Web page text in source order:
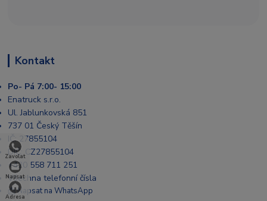
Zavolat
Napsat
Adresa
Kontakt
Po- Pá 7:00- 15:00
Enatruck s.r.o.
Ul. Jablunkovská 851
737 01 Český Těšín
IČ: 27855104
DIČ: CZ27855104
+420 558 711 251
Všechna telefonní čísla
📩 Napsat na WhatsApp